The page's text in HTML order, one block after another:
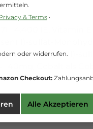
4.400 IE, Vitamin
sulfat-
als Mangan(II)-
Cobalt als
& Terms ·
oder widerrufen.
Checkout:
Alle Akzeptieren